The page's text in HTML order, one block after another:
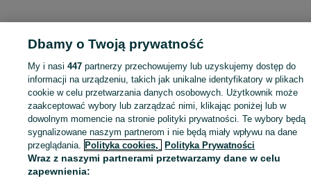
Mapa kategorii
Mapa miejscowości
Mapa ministron
Popularne wyszukiwania
Dbamy o Twoją prywatność
My i nasi447 partnerzy przechowujemy lub uzyskujemy dostęp do
informacji na urządzeniu, takich jak unikalne identyfikatory w plikach
cookie w celu przetwarzania danych osobowych. Użytkownik może
zaakceptować wybory lub zarządzać nimi, klikając poniżej lub w
dowolnym momencie na stronie polityki prywatności. Te wybory będą
sygnalizowane naszym partnerom i nie będą miały wpływu na dane
przeglądania. Polityka cookies, Polityka Prywatności
Wraz z naszymi partnerami przetwarzamy dane w celu
zapewnienia: